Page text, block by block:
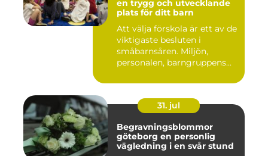
en trygg och utvecklande
plats för ditt barn
Att välja förskola är ett av de
viktigaste besluten i
småbarnsåren. Miljön,
personalen, barngruppens...
31. jul
Begravningsblommor
göteborg en personlig
vägledning i en svår stund